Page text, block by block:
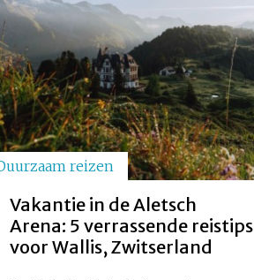
reizen
Vakantie in de Aletsch
Arena: 5 verrassende reistips
voor Wallis, Zwitserland